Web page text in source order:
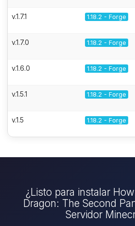
v.1.7.1 1.18.2 - Forge
v.1.7.0 1.18.2 - Forge
v.1.6.0 1.18.2 - Forge
v.1.5.1 1.18.2 - Forge
v.1.5 1.18.2 - Forge
¿Listo para instalar
Dragon: The Second
Servidor